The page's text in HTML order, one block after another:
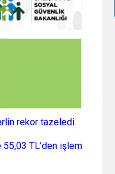
rekor tazeledi.
TL’den işlem